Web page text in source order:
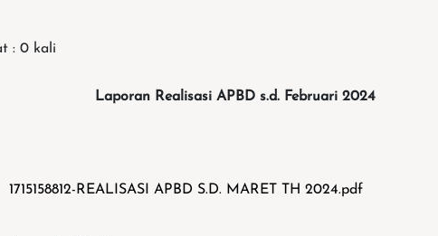
: 0 kali
Laporan Realisasi APBD s.d. Februari 2024
1715158812-REALISASI APBD S.D. MARET TH 2024.pdf